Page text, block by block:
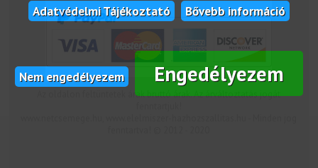
Adatvédelmi Tájékoztató Bővebb információ
Nem engedélyezem Engedélyezem
Az oldalon feltüntetek árak bruttó árak. Az árváltoztatás jogát